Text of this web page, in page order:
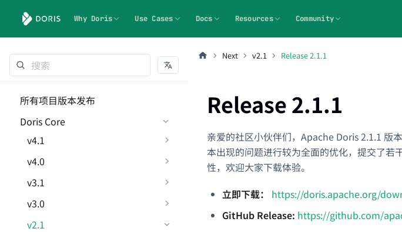
Why Doris Use Cases Docs Resources Community
所有项目版本发布
Doris Core
v4.1
v4.0
v3.1
v3.0
v2.1
Next v2.1 Release 2.1.1
Release 2.1.1
亲爱的社区小伙伴们，Apache Doris 2.1.1 版
本出现的问题进行较为全面的优化，提交了若
性，欢迎大家下载体验。
立即下载：
https://doris.apache.org/
GitHub Release: https://github.com/